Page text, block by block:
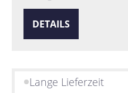
DETAILS
Lange Lieferzeit